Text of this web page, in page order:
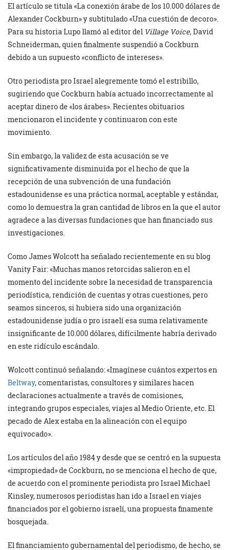
El artículo se titula «La conexión árabe de los 10.000 dólares de
Alexander Cockburn» y subtitulado «Una cuestión de decoro».
Para su historia Lupo llamó al editor del Village Voice, David
Schneiderman, quien finalmente suspendió a Cockburn
debido a un supuesto «conflicto de intereses».
Otro periodista pro Israel alegremente tomó el estribillo,
sugiriendo que Cockburn había actuado incorrectamente al
aceptar dinero de «los árabes». Recientes obituarios
mencionaron el incidente y continuaron con este
movimiento.
Sin embargo, la validez de esta acusación se ve
significativamente disminuida por el hecho de que la
recepción de una subvención de una fundación
estadounidense es una práctica normal, aceptable y estándar,
como lo demuestra la gran cantidad de libros en la que el autor
agradece a las diversas fundaciones que han financiado sus
investigaciones.
Como James Wolcott ha señalado recientemente en su blog
Vanity Fair: «Muchas manos retorcidas salieron en el
momento del incidente sobre la necesidad de transparencia
periodística, rendición de cuentas y otras cuestiones, pero
seamos sinceros, si hubiera sido una organización
estadounidense judía o pro israelí esa suma relativamente
insignificante de 10.000 dólares, difícilmente habría derivado
en este ridículo escándalo.
Wolcott continuó señalando: «Imagínese cuántos expertos en
Beltway, comentaristas, consultores y similares hacen
declaraciones actualmente a través de comisiones,
integrando grupos especiales, viajes al Medio Oriente, etc. El
pecado de Alex estaba en la alineación con el equipo
equivocado».
Los artículos del año 1984 y desde que se centró en la supuesta
«impropiedad» de Cockburn, no se menciona el hecho de que,
de acuerdo con el prominente periodista pro Israel Michael
Kinsley, numerosos periodistas han ido a Israel en viajes
financiados por el gobierno israelí, una propuesta finamente
bosquejada.
El financiamiento gubernamental del periodismo, de hecho, se